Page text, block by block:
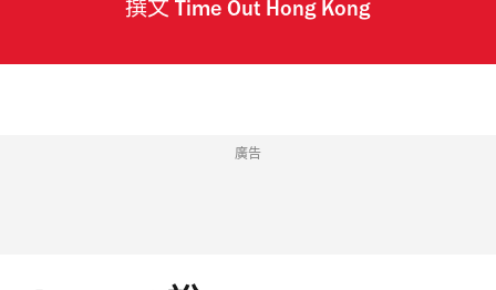
撰文 Time Out Hong Kong
廣告